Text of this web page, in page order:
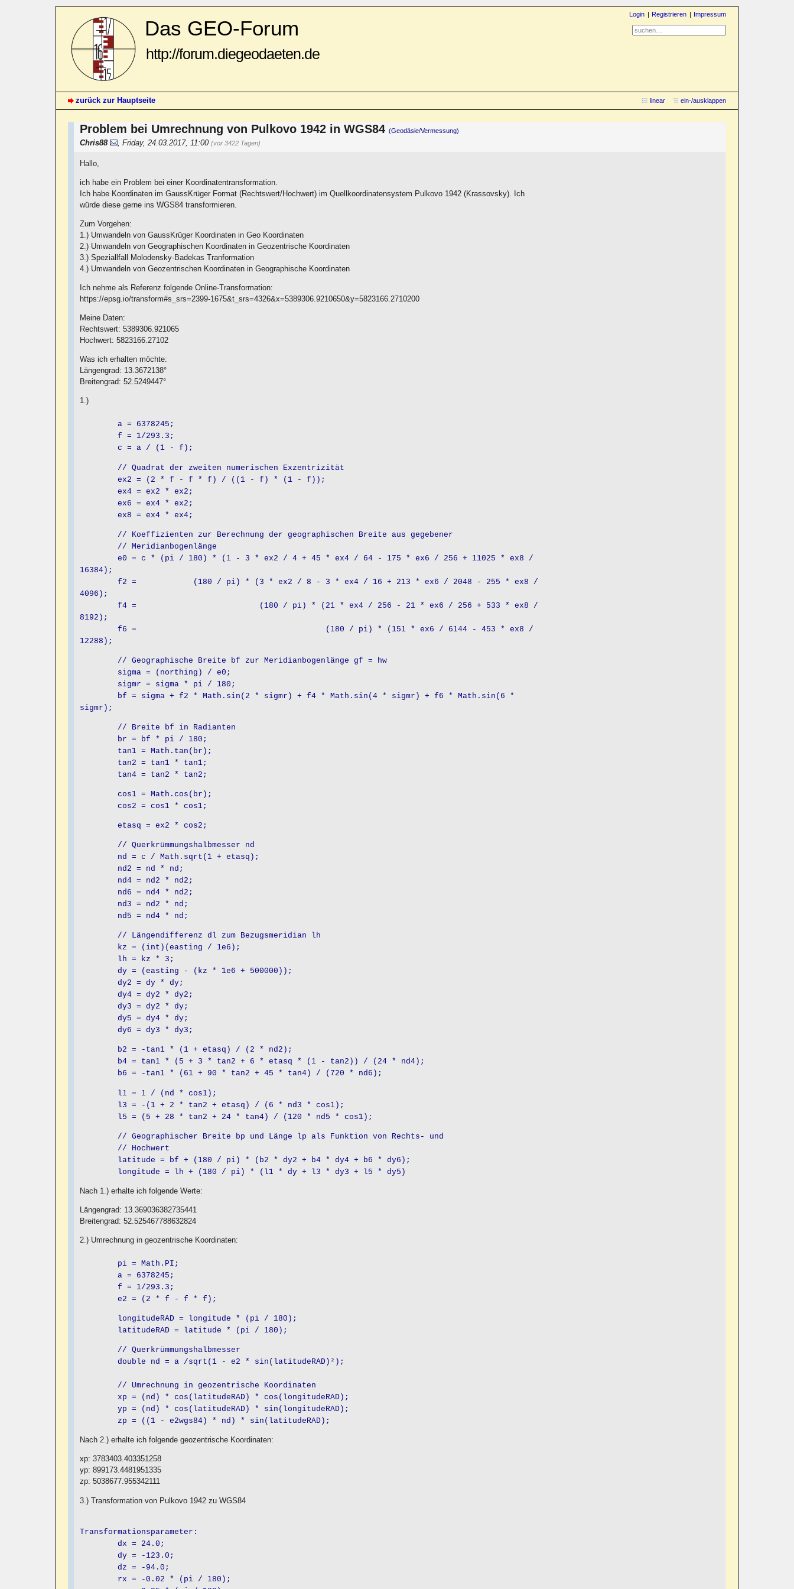
Das GEO-Forum
http://forum.diegeodaeten.de
Login Registrieren Impressum
zurück zur Hauptseite linear ein-/ausklappen
Problem bei Umrechnung von Pulkovo 1942 in WGS84(Geodäsie/Vermessung)
Chris88 ,Friday, 24.03.2017, 11:00(vor 3422 Tagen)
Hallo,
ich habe ein Problem bei einer Koordinatentransformation.
Ich habe Koordinaten im GaussKrüger Format (Rechtswert/Hochwert) im Quellkoordinatensystem Pulkovo 1942 (Krassovsky). Ich
würde diese gerne ins WGS84 transformieren.
Zum Vorgehen:
1.) Umwandeln von GaussKrüger Koordinaten in Geo Koordinaten
2.) Umwandeln von Geographischen Koordinaten in Geozentrische Koordinaten
3.) Speziallfall Molodensky-Badekas Tranformation
4.) Umwandeln von Geozentrischen Koordinaten in Geographische Koordinaten
Ich nehme als Referenz folgende Online-Transformation:
https://epsg.io/transform#s_srs=2399-1675&t_srs=4326&x=5389306.9210650&y=5823166.2710200
Meine Daten:
Rechtswert: 5389306.921065
Hochwert: 5823166.27102
Was ich erhalten möchte:
Längengrad: 13.3672138°
Breitengrad: 52.5249447°
1.)
a = 6378245;
f = 1/293.3;
c = a / (1 - f);
// Quadrat der zweiten numerischen Exzentrizität
ex2 = (2 * f - f * f) / ((1 - f) * (1 - f));
ex4 = ex2 * ex2;
ex6 = ex4 * ex2;
ex8 = ex4 * ex4;
// Koeffizienten zur Berechnung der geographischen Breite aus gegebener
// Meridianbogenlänge
e0 = c * (pi / 180) * (1 - 3 * ex2 / 4 + 45 * ex4 / 64 - 175 * ex6 / 256 + 11025 * ex8 /
16384);
f2 = (180 / pi) * (3 * ex2 / 8 - 3 * ex4 / 16 + 213 * ex6 / 2048 - 255 * ex8 /
4096);
f4 = (180 / pi) * (21 * ex4 / 256 - 21 * ex6 / 256 + 533 * ex8 /
8192);
f6 = (180 / pi) * (151 * ex6 / 6144 - 453 * ex8 /
12288);
// Geographische Breite bf zur Meridianbogenlänge gf = hw
sigma = (northing) / e0;
sigmr = sigma * pi / 180;
bf = sigma + f2 * Math.sin(2 * sigmr) + f4 * Math.sin(4 * sigmr) + f6 * Math.sin(6 *
sigmr);
// Breite bf in Radianten
br = bf * pi / 180;
tan1 = Math.tan(br);
tan2 = tan1 * tan1;
tan4 = tan2 * tan2;
cos1 = Math.cos(br);
cos2 = cos1 * cos1;
etasq = ex2 * cos2;
// Querkrümmungshalbmesser nd
nd = c / Math.sqrt(1 + etasq);
nd2 = nd * nd;
nd4 = nd2 * nd2;
nd6 = nd4 * nd2;
nd3 = nd2 * nd;
nd5 = nd4 * nd;
// Längendifferenz dl zum Bezugsmeridian lh
kz = (int)(easting / 1e6);
lh = kz * 3;
dy = (easting - (kz * 1e6 + 500000));
dy2 = dy * dy;
dy4 = dy2 * dy2;
dy3 = dy2 * dy;
dy5 = dy4 * dy;
dy6 = dy3 * dy3;
b2 = -tan1 * (1 + etasq) / (2 * nd2);
b4 = tan1 * (5 + 3 * tan2 + 6 * etasq * (1 - tan2)) / (24 * nd4);
b6 = -tan1 * (61 + 90 * tan2 + 45 * tan4) / (720 * nd6);
l1 = 1 / (nd * cos1);
l3 = -(1 + 2 * tan2 + etasq) / (6 * nd3 * cos1);
l5 = (5 + 28 * tan2 + 24 * tan4) / (120 * nd5 * cos1);
// Geographischer Breite bp und Länge lp als Funktion von Rechts- und
// Hochwert
latitude = bf + (180 / pi) * (b2 * dy2 + b4 * dy4 + b6 * dy6);
longitude = lh + (180 / pi) * (l1 * dy + l3 * dy3 + l5 * dy5)
Nach 1.) erhalte ich folgende Werte:
Längengrad: 13.369036382735441
Breitengrad: 52.525467788632824
2.) Umrechnung in geozentrische Koordinaten:
pi = Math.PI;
a = 6378245;
f = 1/293.3;
e2 = (2 * f - f * f);
longitudeRAD = longitude * (pi / 180);
latitudeRAD = latitude * (pi / 180);
// Querkrümmungshalbmesser
double nd = a /sqrt(1 - e2 * sin(latitudeRAD)²);
// Umrechnung in geozentrische Koordinaten
xp = (nd) * cos(latitudeRAD) * cos(longitudeRAD);
yp = (nd) * cos(latitudeRAD) * sin(longitudeRAD);
zp = ((1 - e2wgs84) * nd) * sin(latitudeRAD);
Nach 2.) erhalte ich folgende geozentrische Koordinaten:
xp: 3783403.403351258
yp: 899173.4481951335
zp: 5038677.955342111
3.) Transformation von Pulkovo 1942 zu WGS84
Transformationsparameter:
dx = 24.0;
dy = -123.0;
dz = -94.0;
rx = -0.02 * (pi / 180);